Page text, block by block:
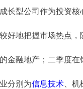
型公司作为投资核
地把握市场热点，
融地产；二季度在
分别为信息技术 、